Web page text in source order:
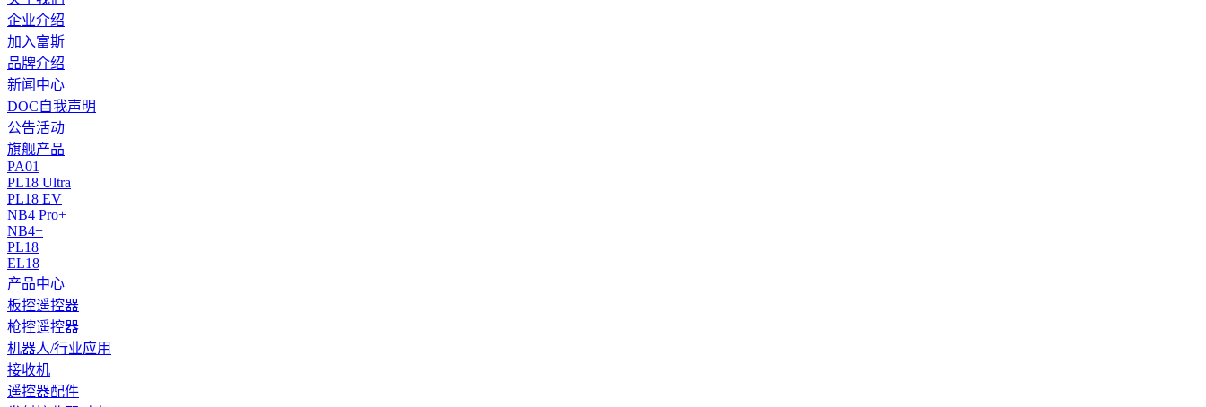
企业介绍
加入富斯
品牌介绍
新闻中心
DOC自我声明
公告活动
旗舰产品
PA01
PL18 Ultra
PL18 EV
NB4 Pro+
NB4+
PL18
EL18
产品中心
板控遥控器
枪控遥控器
机器人/行业应用
接收机
遥控器配件